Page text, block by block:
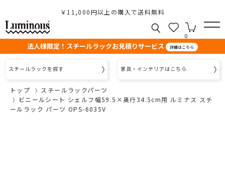
￥11,000円以上の購入で送料無料
0
法人様限定！スチールラックお見積りサービス 詳細はこちら
スチールラックを探す 家具・インテリアはこちら
トップ
スチールラックパーツ
ビニールシート シェルフ幅59.5×奥行34.5cm用 ルミナス スチ
ールラック パーツ OPS-6035V